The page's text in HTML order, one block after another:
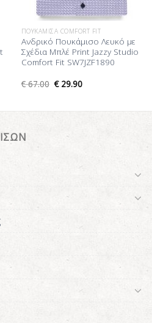
ΠΟΥΚΆΜΙΣΑ COMFORT FIT
Ανδρικό Πουκάμισο Λευκό με
Σχέδια Μπλέ Print Jazzy Studio
Comfort Fit SW7JZF1890
€67.00 €29.90